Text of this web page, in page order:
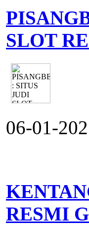
SLOT
06-01-
RESMI